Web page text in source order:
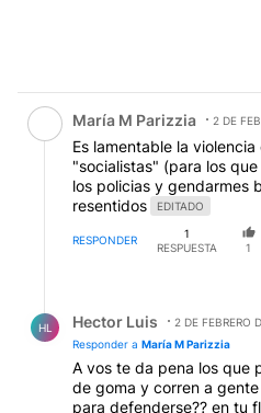
Comentario de María M
María M Parizzia 2 DE
Es lamentable la
"socialistas" (para los
los policias y gendarmes
resentidos
EDITADO
RESPONDER
1
RESPUESTA
1
HL Hector Luis
2 DE FEBRERO
Responder a María M Parizzia
A vos te da pena los que
de goma y corren a
para defenderse?? en tu